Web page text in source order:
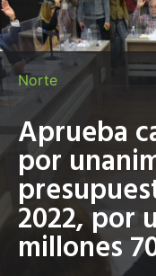
Norte
Aprueba
por
2022, por
millones